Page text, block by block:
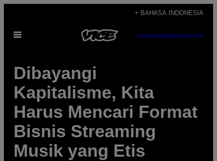
content
+ BAHASA INDONESIA
Open
SUBSCRIBENEWSLETTER
Dibayangi
Kapitalisme, Kita
Harus Mencari Format
Bisnis Streaming
Musik yang Etis